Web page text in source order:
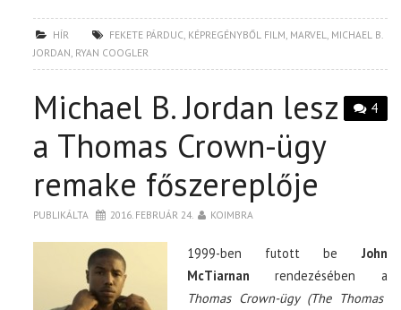
HÍR FEKETE PÁRDUC KÉPREGÉNYBŐL FILM MARVEL
MICHAEL B.
JORDAN RYAN COOGLER
4
Michael B. Jordan lesz
a Thomas Crown-ügy
remake főszereplője
PUBLIKÁLTA 2016. FEBRUÁR 24. KOIMBRA
1999-ben futott be John
McTiarnan rendezésében a
Thomas Crown-ügy (The Thomas